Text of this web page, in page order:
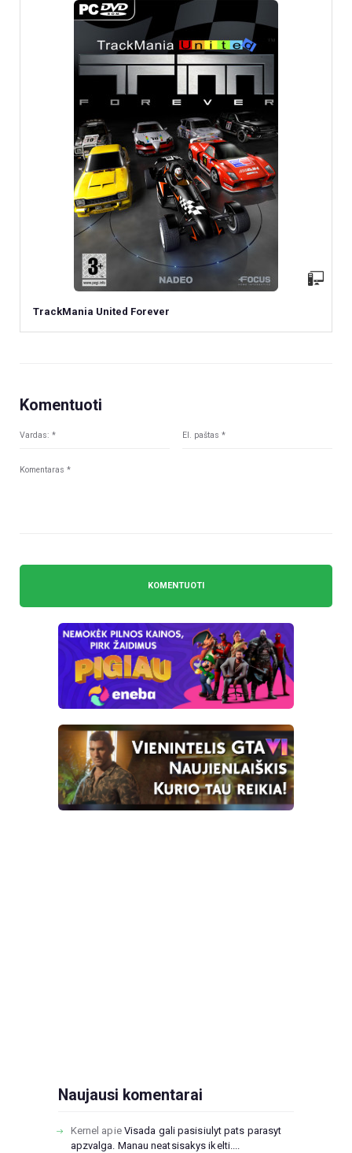
TrackMania United Forever
Komentuoti
Naujausi komentarai
Kernel apie Visada gali pasisiulyt pats parasyt
apzvalga. Manau neatsisakys ikelti....